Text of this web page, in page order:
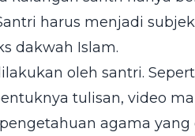
harus menjadi
dakwah Islam.
oleh santri.
tulisan, video
agama